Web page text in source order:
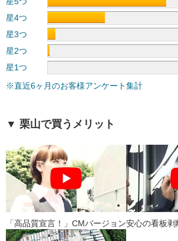
星4つ
星3つ
星2つ
星1つ
※直近6ヶ月のお客様アンケート集計
▼ 栗山で買うメリット
「高品質宣言！」CMバージョン安心の看板